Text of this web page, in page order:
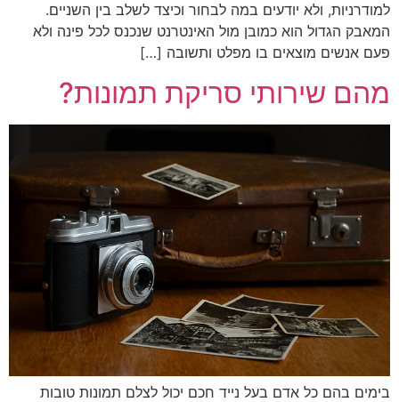
למודרניות, ולא יודעים במה לבחור וכיצד לשלב בין השניים.
המאבק הגדול הוא כמובן מול האינטרנט שנכנס לכל פינה ולא
פעם אנשים מוצאים בו מפלט ותשובה […]
מהם שירותי סריקת תמונות?
בימים בהם כל אדם בעל נייד חכם יכול לצלם תמונות טובות